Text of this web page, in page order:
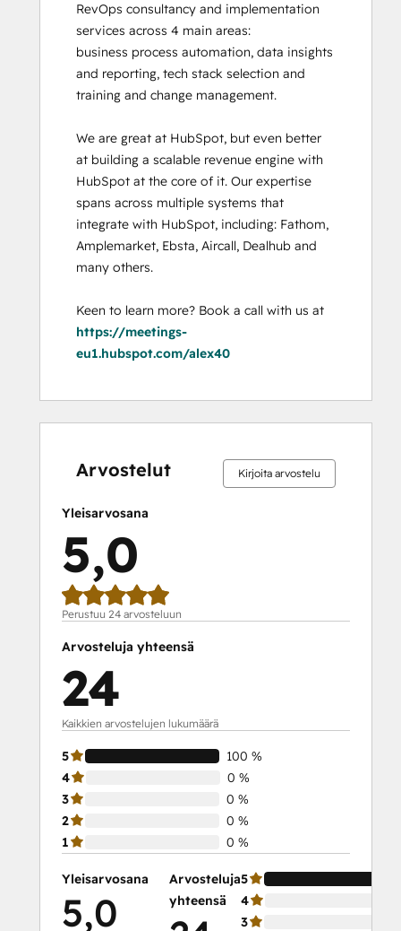
RevOps consultancy and implementation
services across 4 main areas:
business process automation, data insights
and reporting, tech stack selection and
training and change management.
We are great at HubSpot, but even better
at building a scalable revenue engine with
HubSpot at the core of it. Our expertise
spans across multiple systems that
integrate with HubSpot, including: Fathom,
Amplemarket, Ebsta, Aircall, Dealhub and
many others.
https://meetings-
eu1.hubspot.com/alex40
Arvostelut Kirjoita arvostelu
Yleisarvosana
5,0
Perustuu 24 arvosteluun
Arvosteluja yhteensä
24
Kaikkien arvostelujen lukumäärä
5
100 %
4
0 %
3
0 %
2
0 %
1
0 %
Yleisarvosana
5,0
Arvosteluja
yhteensä
5
4
3